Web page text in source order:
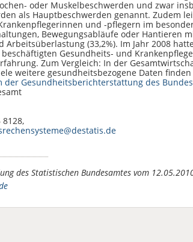
oder Muskelbeschwerden und zwar
als Hauptbeschwerden genannt. Zudem
und -pflegern im
Bewegungsabläufe oder Hantieren
Arbeitsüberlastung (33,2%). Im Jahr 2008
Gesundheits- und
Zum Vergleich: In der
weitere gesundheitsbezogene Daten
der Gesundheitsberichterstattung des Bundes
8128,
des Statistischen Bundesamtes vom